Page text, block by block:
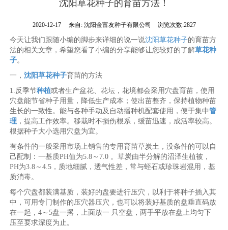
沈阳草花种子的育苗方法！
2020-12-17 来自: 沈阳金富友种子有限公司 浏览次数:2827
今天让我们跟随小编的脚步来详细的说一说沈阳草花种子的育苗方
法的相关文章，希望您看了小编的分享能够让您较好的了解草花种
子。
一，沈阳草花种子育苗的方法
1.反季节种植或者生产盆花、花坛，花境都会采用穴盘育苗，使用
穴盘能节省种子用量，降低生产成本；使出苗整齐，保持植物种苗
生长的一致性。能与各种手动及自动播种机配套使用，便于集中管
理 ，提高工作效率。移栽时不损伤根系，缓苗迅速，成活率较高。
根据种子大小选用穴盘为宜。
有条件的一般采用市场上销售的专用育苗草炭土，没条件的可以自
己配制：一基质PH值为5.8～7.0 。草炭由半分解的沼泽生植被，
PH为3.8～4.5，质地细腻，透气性差，常与蛭石或珍珠岩混用，基
质消毒。
每个穴盘都装满基质，装好的盘要进行压穴，以利于将种子插入其
中，可用专门制作的压穴器压穴，也可以将装好基质的盘垂直码放
在一起，4～5盘一撂，上面放一 只空盘，两手平放在盘上均匀下
压至要求深度为止。